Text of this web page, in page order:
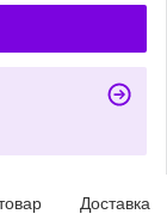
Доставка